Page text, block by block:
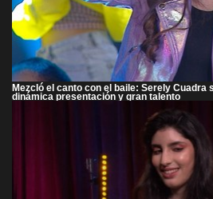
Mezcló el canto con el baile: Serely Cuadra
dinámica presentación y gran talento